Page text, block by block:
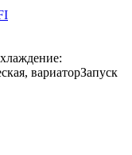
вариаторЗапуск